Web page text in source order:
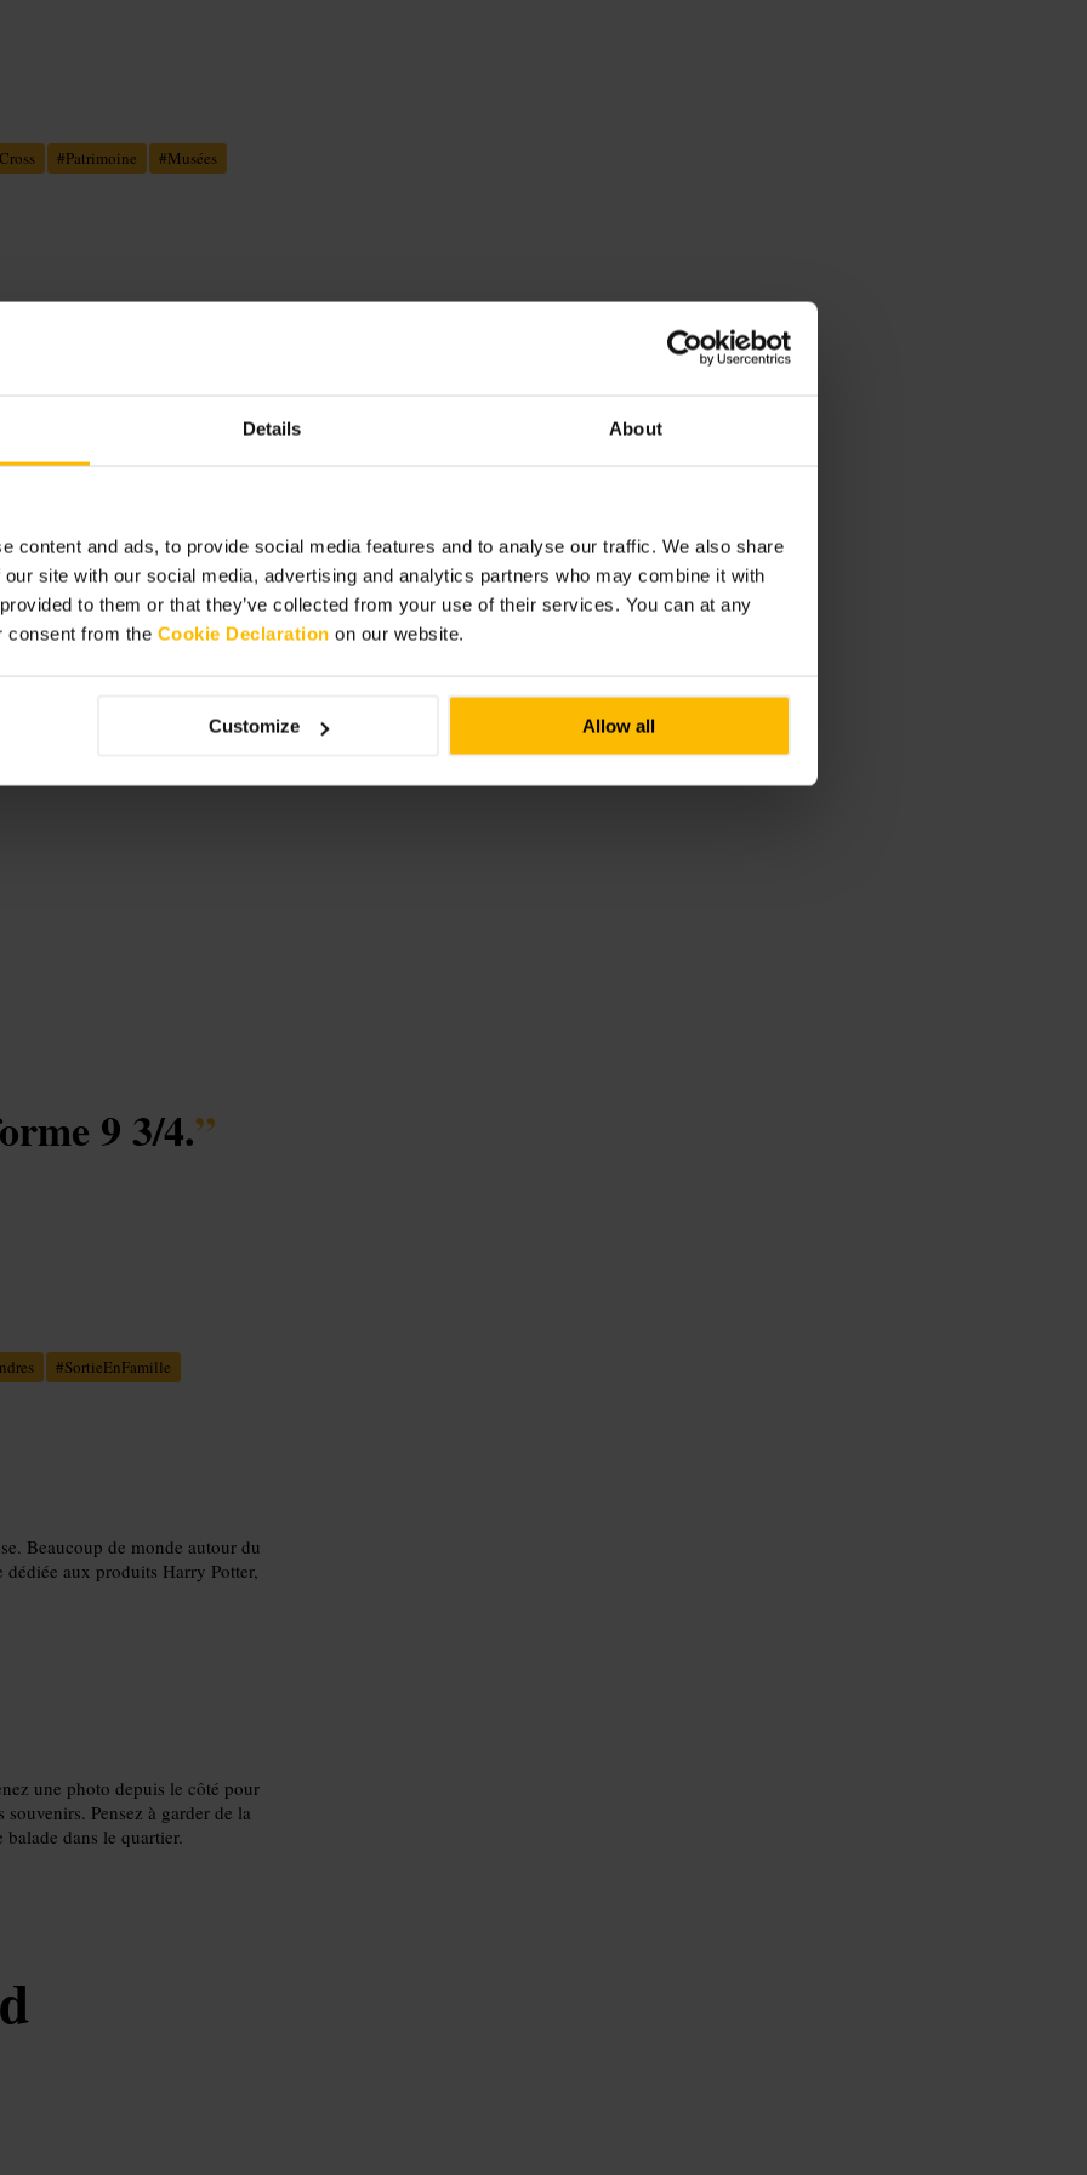
Details About
content and ads, to provide social media features and to analyse our traffic. We also share
site with our social media, advertising and analytics partners who may combine it with
to them or that they’ve collected from your use of their services. You can at any
consent from the Cookie Declaration on our website.
Customize Allow all
#Patrimoine #Musées
Installations audio-
et réfléchi, favorable à
par les sections chronologiques,
pour soutenir des créateurs
ou prendre un café.
9 3/4.”
#SortieEnFamille
Beaucoup de monde autour du
aux produits Harry Potter,
une photo depuis le côté pour
Pensez à garder de la
dans le quartier.